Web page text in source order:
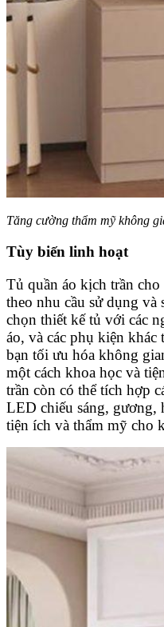
Tăng cường thẩm mỹ không
Tùy biến linh hoạt
Tủ quần áo kịch trần
theo nhu cầu sử dụng và
chọn thiết kế tủ với các
áo, và các phụ kiện
bạn tối ưu hóa không
một cách khoa học và
trần còn có thể tích hợp
LED chiếu sáng, gương,
tiện ích và thẩm mỹ cho